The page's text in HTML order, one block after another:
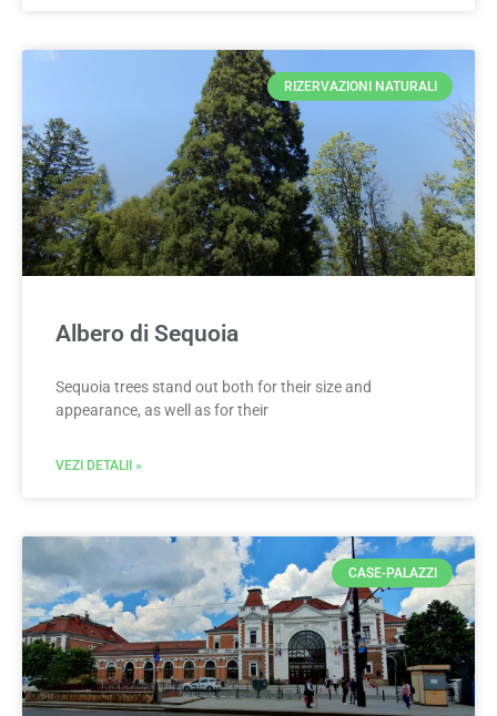
RIZERVAZIONI NATURALI
Albero di Sequoia
Sequoia trees stand out both for their size and
appearance, as well as for their
VEZI DETALII »
CASE-PALAZZI